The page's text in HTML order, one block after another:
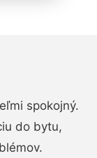
spokojný.
do bytu,